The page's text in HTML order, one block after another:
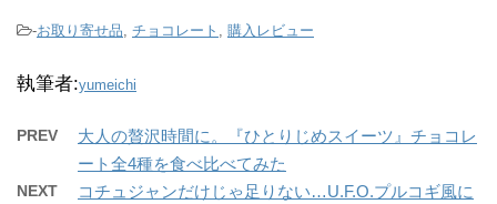
-お取り寄せ品, チョコレート , 購入レビュー
執筆者:yumeichi
PREV
大人の贅沢時間に。『ひとりじめスイーツ』チョコレ
ート全4種を食べ比べてみた
NEXT
コチュジャンだけじゃ足りない…U.F.O.プルコギ風に